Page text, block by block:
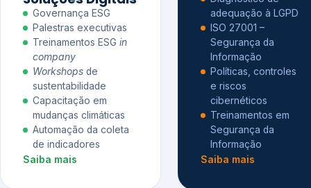
Governança ESG
Palestras executivas
Treinamentos ESG in
company
Workshops de
sustentabilidade
Capacitação em
mudanças climáticas
Automação da coleta
de indicadores
Saiba mais
adequação à LGPD
ISO 27001 –
Segurança da
Informação
Políticas, controles
e riscos
cibernéticos
Treinamentos em
Segurança da
Informação
Saiba mais